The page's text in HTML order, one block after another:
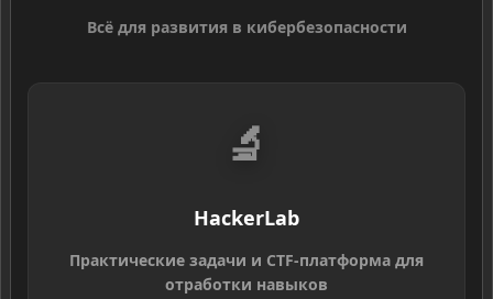
Всё для развития в кибербезопасности
🔬
HackerLab
Практические задачи и CTF-платформа для
отработки навыков